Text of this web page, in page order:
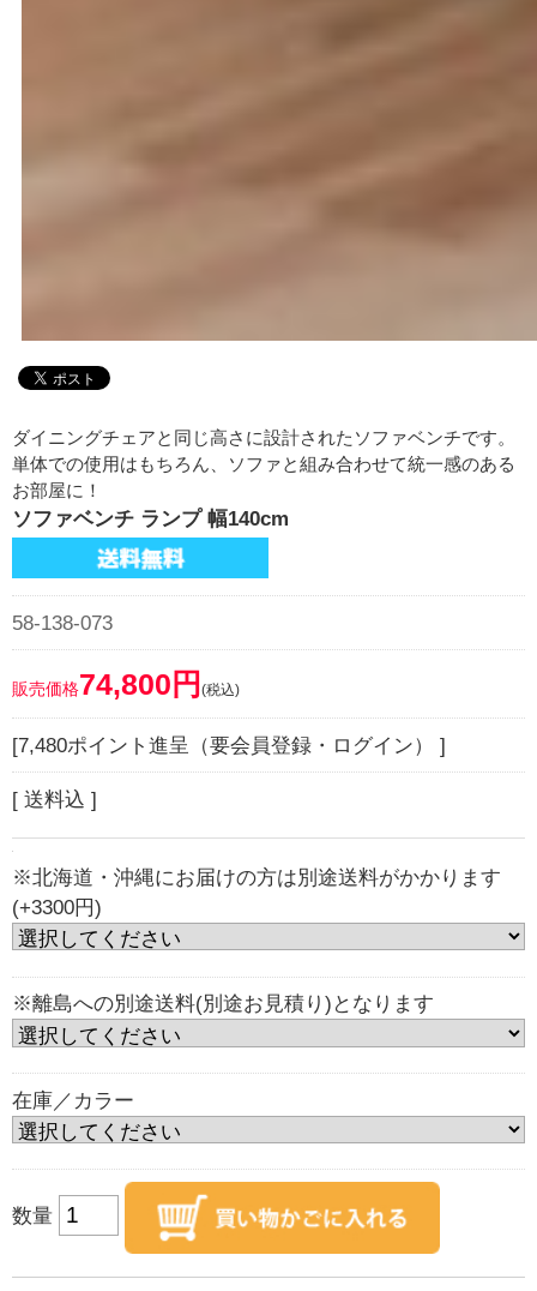
ダイニングチェアと同じ高さに設計されたソファベンチです。
単体での使用はもちろん、ソファと組み合わせて統一感のある
お部屋に！
ソファベンチ ランプ 幅140cm
58-138-073
販売価格74,800円 (税込)
[7,480ポイント進呈（要会員登録・ログイン） ]
[ 送料込 ]
※北海道・沖縄にお届けの方は別途送料がかかります
(+3300円)
※離島への別途送料(別途お見積り)となります
在庫／カラー
数量